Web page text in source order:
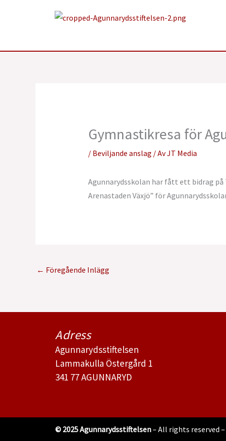
Gymnastikresa för
/ Beviljande anslag / AvJT Media
Agunnarydsskolan har fått ett bidrag
Arenastaden Växjö” för
← Föregående Inlägg
Adress
Agunnarydsstiftelsen
Lammakulla Östergård 1
341 77 AGUNNARYD
© 2025 Agunnarydsstiftelsen– All rights reserved –